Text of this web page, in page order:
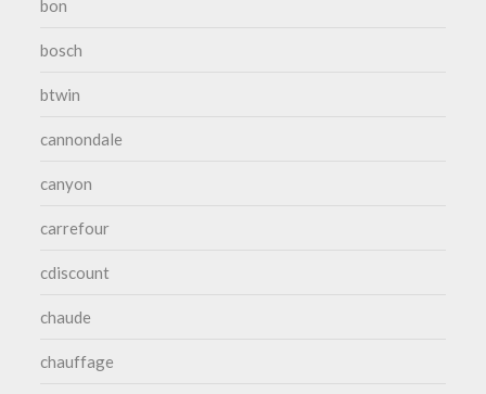
bon
bosch
btwin
cannondale
canyon
carrefour
cdiscount
chaude
chauffage